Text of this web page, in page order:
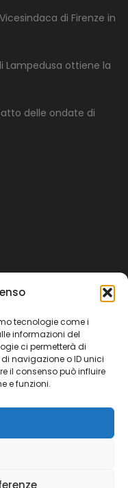
tecnologie come i
informazioni del
ci permetterà di
navigazione o ID unici
il consenso può influire
e funzioni.
di Firenze in
Lampedusa ottiene la
delle ondate di